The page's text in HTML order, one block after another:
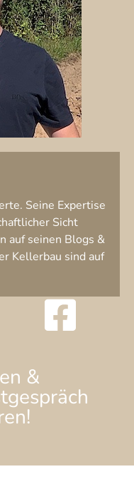
Seine Expertise
Sicht
auf seinen Blogs &
Kellerbau sind auf
&